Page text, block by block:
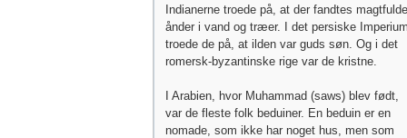
Indianerne troede på, at der fandtes magtfulde
ånder i vand og træer. I det persiske
troede de på, at ilden var guds søn. Og i det
romersk-byzantinske rige var de kristne.
I Arabien, hvor Muhammad (saws) blev født,
var de fleste folk beduiner. En beduin er en
nomade, som ikke har noget hus, men som